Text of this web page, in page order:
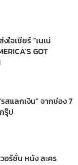
จเชียร์ “เนเน่
GOT
สแลกเงิน” จากช่อง 7
รุ๊ป
อร์ชั่น หนัง ละคร